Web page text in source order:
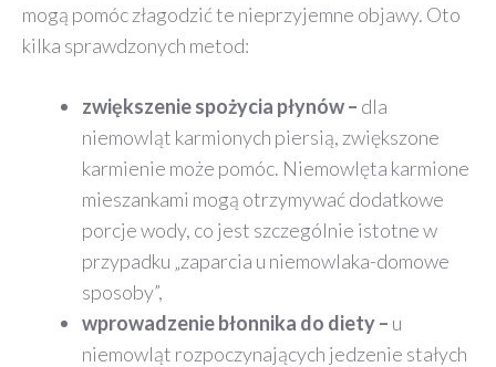
mogą pomóc złagodzić te nieprzyjemne objawy. Oto
kilka sprawdzonych metod:
zwiększenie spożycia płynów – dla
niemowląt karmionych piersią, zwiększone
karmienie może pomóc. Niemowlęta karmione
mieszankami mogą otrzymywać dodatkowe
porcje wody, co jest szczególnie istotne w
przypadku „zaparcia u niemowlaka-domowe
sposoby”,
wprowadzenie błonnika do diety – u
niemowląt rozpoczynających jedzenie stałych